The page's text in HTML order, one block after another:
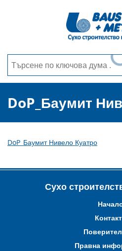
DoP_Баумит
DoP_Баумит Нивело Куатро
Сухо
Правна